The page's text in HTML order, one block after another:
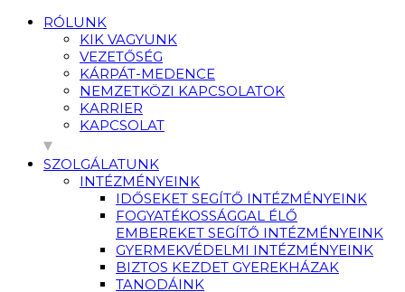
RÓLUNK
KIK VAGYUNK
VEZETŐSÉG
KÁRPÁT-MEDENCE
NEMZETKÖZI KAPCSOLATOK
KARRIER
KAPCSOLAT
SZOLGÁLATUNK
INTÉZMÉNYEINK
IDŐSEKET SEGÍTŐ INTÉZMÉNYEINK
FOGYATÉKOSSÁGGAL ÉLŐ
EMBEREKET SEGÍTŐ INTÉZMÉNYEINK
GYERMEKVÉDELMI INTÉZMÉNYEINK
BIZTOS KEZDET GYEREKHÁZAK
TANODÁINK